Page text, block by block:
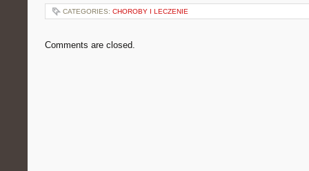
CATEGORIES: CHOROBY I LECZENIE
Comments are closed.